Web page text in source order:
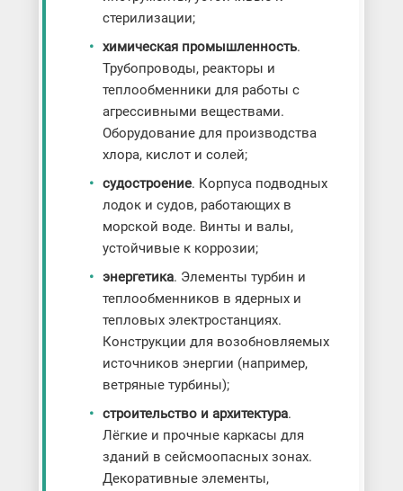
стерилизации;
химическая промышленность.
Трубопроводы, реакторы и
теплообменники для работы с
агрессивными веществами.
Оборудование для производства
хлора, кислот и солей;
судостроение. Корпуса подводных
лодок и судов, работающих в
морской воде. Винты и валы,
устойчивые к коррозии;
энергетика. Элементы турбин и
теплообменников в ядерных и
тепловых электростанциях.
Конструкции для возобновляемых
источников энергии (например,
ветряные турбины);
строительство и архитектура.
Лёгкие и прочные каркасы для
зданий в сейсмоопасных зонах.
Декоративные элементы,